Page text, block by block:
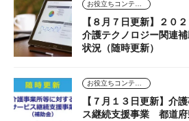
お役立ちコンテンツ
【８月７日更新】２０
介護テクノロジー関連
状況（随時更新）
お役立ちコンテンツ
【７月１３日更新】介
ス継続支援事業 都道府